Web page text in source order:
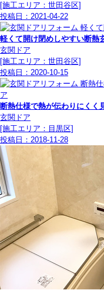
[施工エリア：世田谷区]
投稿日： 2021-04-22
軽くて開け閉めしやすい断熱
玄関ドア
[施工エリア：世田谷区]
投稿日： 2020-10-15
断熱仕様で熱が伝わりにくく
玄関ドア
[施工エリア：目黒区]
投稿日： 2018-11-28